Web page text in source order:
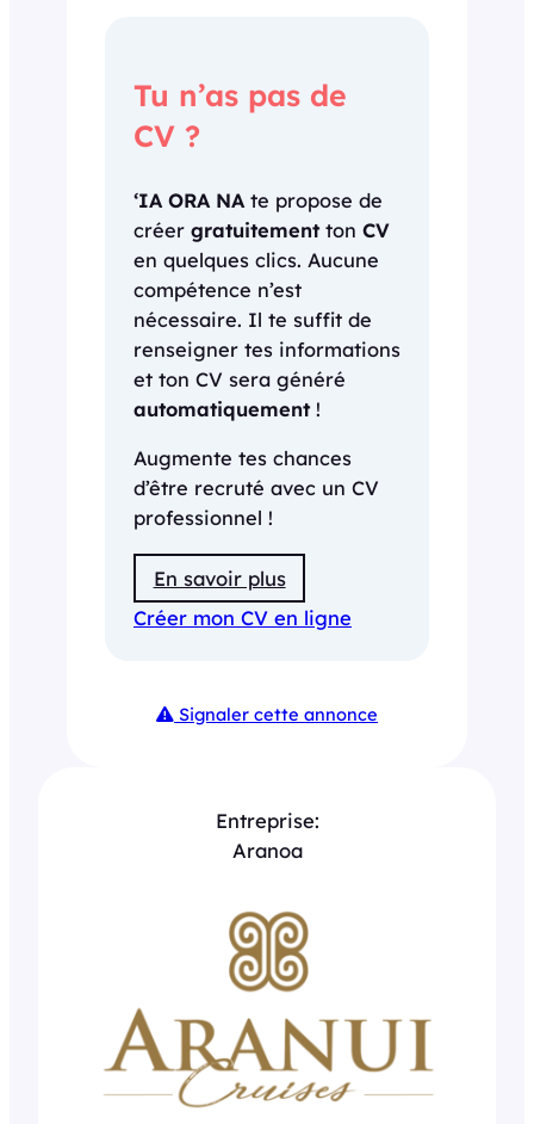
Tu n’as pas de
CV ?
‘IA ORA NA te propose de
créer gratuitementton CV
en quelques clics. Aucune
compétence n’est
nécessaire. Il te suffit de
renseigner tes informations
et ton CV sera généré
automatiquement!
Augmente tes chances
d’être recruté avec un CV
professionnel !
En savoir plus
Créer mon CV en ligne
Signaler cette annonce
Entreprise:
Aranoa